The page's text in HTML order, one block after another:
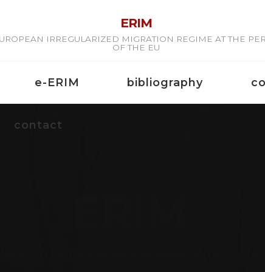
ERIM
IRREGULARIZED MIGRATION REGIME AT THE
OF THE EU
e-ERIM bibliography
contact